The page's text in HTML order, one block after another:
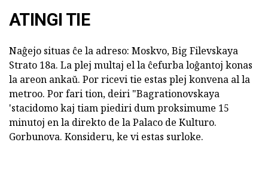
ATINGI TIE
Naĝejo situas ĉe la adreso: Moskvo, Big Filevskaya
Strato 18a. La plej multaj el la ĉefurba loĝantoj konas
la areon ankaŭ. Por ricevi tie estas plej konvena al la
metroo. Por fari tion, deiri "Bagrationovskaya
'stacidomo kaj tiam piediri dum proksimume 15
minutoj en la direkto de la Palaco de Kulturo.
Gorbunova. Konsideru, ke vi estas surloke.